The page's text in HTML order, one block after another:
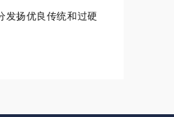
发扬优良传统和过硬